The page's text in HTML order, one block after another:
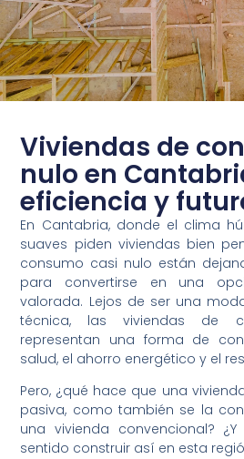
Viviendas de
nulo en
eficiencia y
En Cantabria, donde el clima
suaves piden viviendas bien
consumo casi nulo están
para convertirse en una
valorada. Lejos de ser una
técnica, las viviendas de
representan una forma de
salud, el ahorro energético y el
Pero, ¿qué hace que una
pasiva, como también se la
una vivienda convencional?
sentido construir así en esta